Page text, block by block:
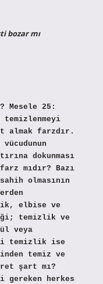
bozar mı
Mesele 25:
temizlenmeyi
almak farzdır.
dokunması
mıdır? Bazı
olmasının
elbise ve
temizlik ve
veya
temizlik ise
temiz ve
şart mı?
herkes